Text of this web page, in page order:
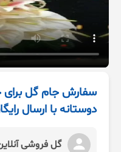
سفارش جام گل
دوستانه با ارسال
گل فروشی